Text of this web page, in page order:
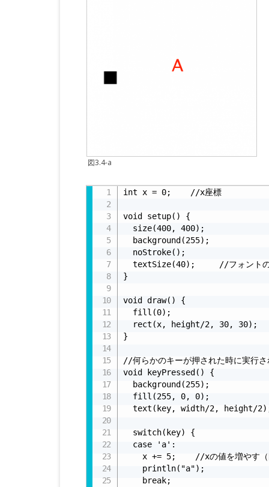
図3.4-a
リスト3.4-bint x = 0;    //x座標
void setup() {
  size(400, 400);
  background(255);
  noStroke();
textSize(40);     //フォント
}
void draw() {
  fill(0);
  rect(x, height/2, 30, 30);
}
//何らかのキーが押された時に実行さ
void keyPressed() {
  background(255);
  fill(255, 0, 0);
text(key, width/2, height/
  switch(key) {
  case 'a':
x += 5;    //xの値を増やす（
    println("a");
    break;